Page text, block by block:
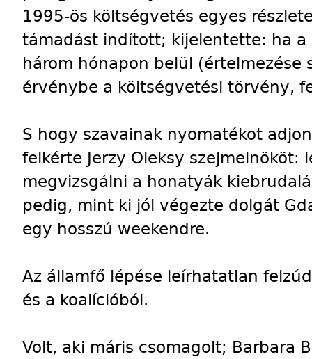
1995-ös költségvetés egyes
támadást indított; kijelentette: ha a
három hónapon belül
érvénybe a költségvetési törvény,
S hogy szavainak nyomatékot
felkérte Jerzy Oleksy szejmelnököt:
megvizsgálni a honatyák
pedig, mint ki jól végezte dolgát
egy hosszú weekendre.
Az államfő lépése leírhatatlan
és a koalícióból.
Volt, aki máris csomagolt; Barbara